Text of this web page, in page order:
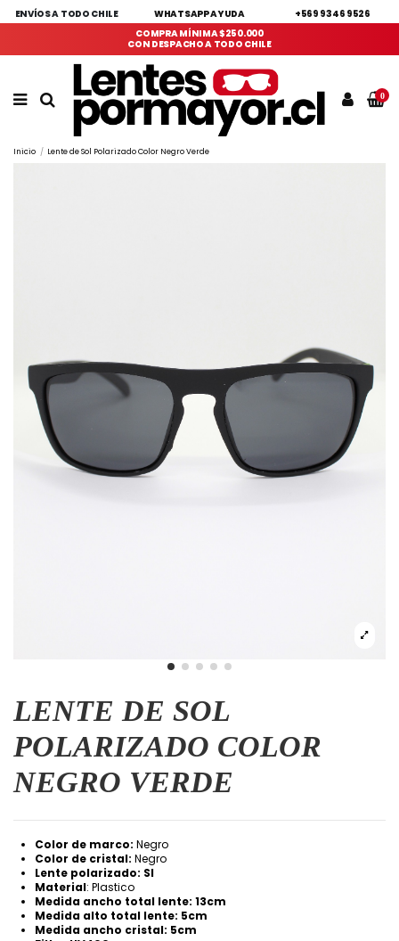
ENVÍOS A TODO CHILE WHATSAPP AYUDA
+569 9346 9526
COMPRA MÍNIMA $250.000
CON DESPACHO A TODO CHILE
0
Inicio Lente de Sol Polarizado Color Negro Verde
LENTE DE SOL
POLARIZADO COLOR
NEGRO VERDE
Color de marco: Negro
Color de cristal: Negro
Lente polarizado: SI
Material: Plastico
Medida ancho total lente: 13cm
Medida alto total lente: 5cm
Medida ancho cristal: 5cm